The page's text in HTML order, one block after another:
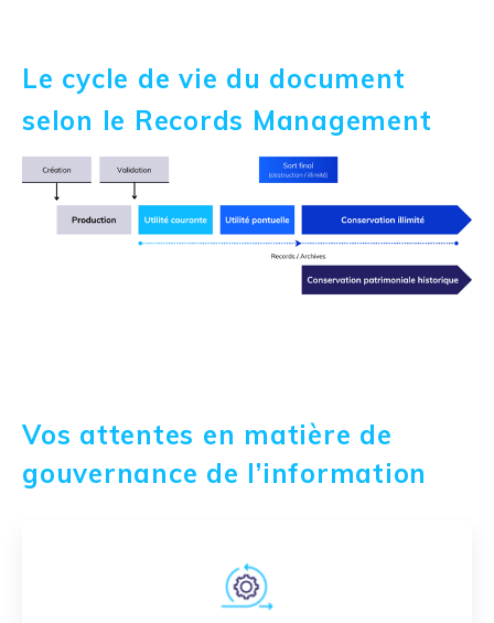
Le cycle de vie du document
selon le Records Management
Vos attentes en matière de
gouvernance de l’information